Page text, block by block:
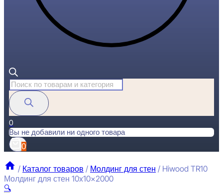
Поиск
товаров
0
Вы не добавили ни одного товара
0
/ Каталог товаров / Молдинг для стен / Hiwood TR10
Молдинг для стен 10x10x2000
🔍